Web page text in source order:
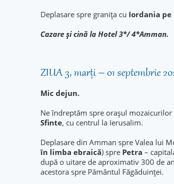
Deplasare spre granița cu Iordania pe
Cazare şi cină la Hotel 3*/ 4*Amman.
ZIUA 3, marți – 01 septembrie
Mic dejun.
Ne îndreptăm spre oraşul mozaicurilor
Sfinte, cu centrul la Ierusalim.
Deplasare din Amman spre Valea lui
în limba ebraică) spre Petra –
după o uitare de aproximativ 300 de
acestora spre Pământul Făgăduinței.